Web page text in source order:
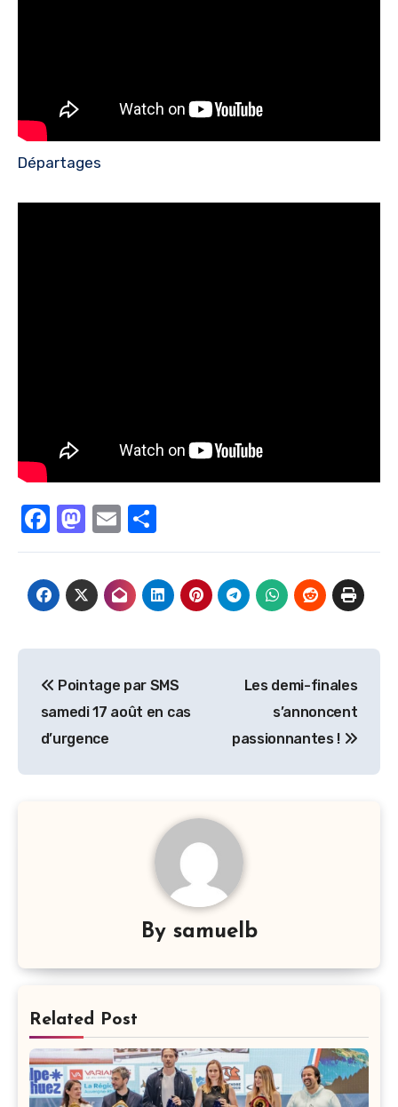
Départages
Facebook
Mastodon
Email
de
l’article
Pointage par SMS
samedi 17 août en cas
d’urgence
Les demi-finales
s’annoncent
passionnantes !
By samuelb
Related Post